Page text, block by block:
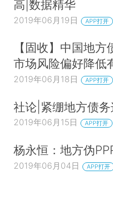
高|数据精华
2019年06月19日 APP打开
【固收】中国地
市场风险偏好降低
2019年06月18日 APP打开
社论|紧绷地方债
2019年06月15日 APP打开
杨永恒：地方伪
2019年06月04日 APP打开